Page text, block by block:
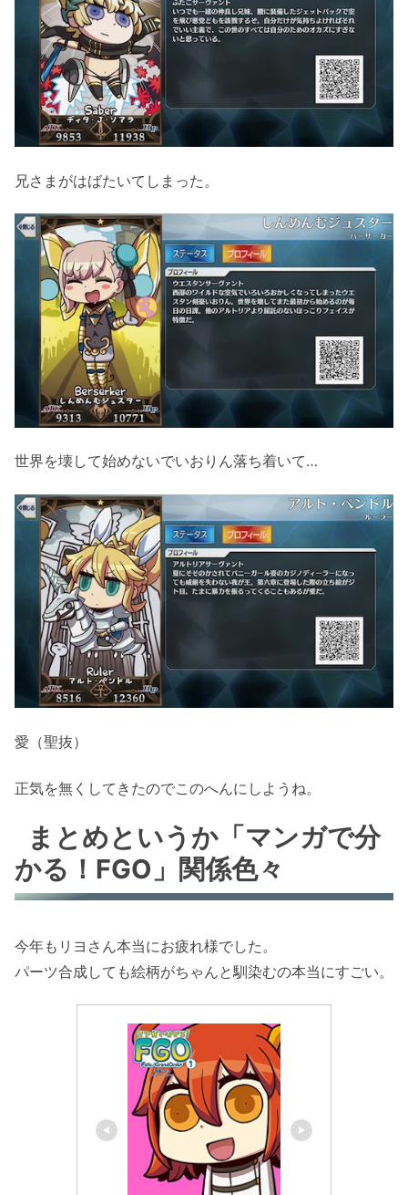
兄さまがはばたいてしまった。
世界を壊して始めないでいおりん落ち着いて…
愛（聖抜）
正気を無くしてきたのでこのへんにしようね。
まとめというか「マンガで分
かる！FGO」関係色々
今年もリヨさん本当にお疲れ様でした。
パーツ合成しても絵柄がちゃんと馴染むの本当にすごい。